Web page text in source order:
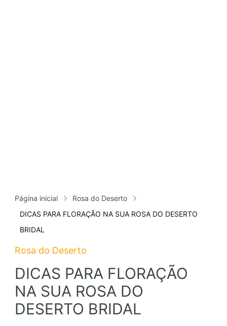
Página inicial
Rosa do Deserto
DICAS PARA FLORAÇÃO NA SUA ROSA DO DESERTO
BRIDAL
Rosa do Deserto
DICAS PARA FLORAÇÃO
NA SUA ROSA DO
DESERTO BRIDAL